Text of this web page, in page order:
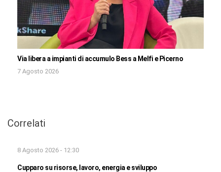
Via libera a impianti di accumulo Bess a Melfi e Picerno
7 Agosto 2026
Correlati
8 Agosto 2026 - 12:30
Cupparo su risorse, lavoro, energia e sviluppo